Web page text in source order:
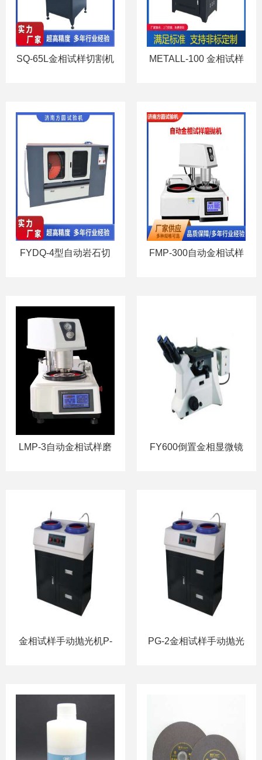
SQ-65L金相试样切割机
METALL-100 金相试样
FYDQ-4型自动岩石切
FMP-300自动金相试样
LMP-3自动金相试样磨
FY600倒置金相显微镜
金相试样手动抛光机P-
PG-2金相试样手动抛光